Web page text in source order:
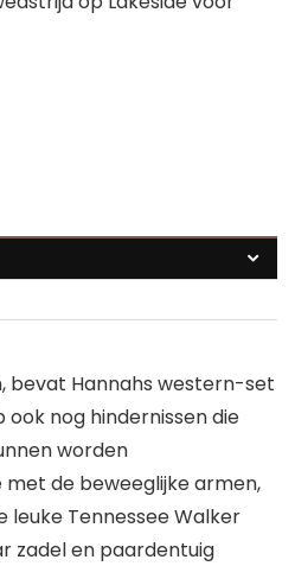
bevat Hannahs western-set
ook nog hindernissen die
worden
met de beweeglijke armen,
leuke Tennessee Walker
zadel en paardentuig